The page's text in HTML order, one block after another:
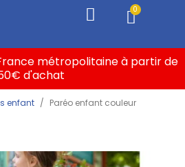
métropolitaine à partir de
d'achat
enfant
Paréo enfant couleur